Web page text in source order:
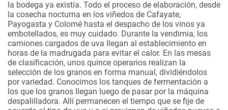
la bodega ya existía. Todo el proceso de elaboración, desde
la cosecha nocturna en los viñedos de Cafayate,
Payogasta y Colomé hasta el despacho de los vinos ya
embotellados, es muy cuidado. Durante la vendimia, los
camiones cargados de uva llegan al establecimiento en
horas de la madrugada para evitar el calor. En las mesas
de clasificación, unos quince operarios realizan la
selección de los granos en forma manual, dividiéndolos
por variedad. Conocimos los tanques de fermentación a
los que los granos llegan luego de pasar por la máquina
despalilladora. Allí permanecen el tiempo que se fije de